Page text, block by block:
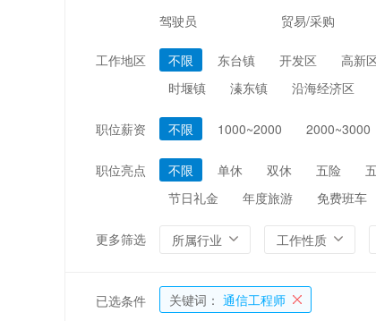
驾驶员
贸易/采购
美容/美发
市场/媒介/公关
广告/会展/咨询
能源/电力/矿产
工作地区 不限 东台镇 开发区 高新
时堰镇
溱东镇 沿海经济区
职位薪资 不限 1000~2000 2000~3000
职位亮点 不限 单休 双休 五险
节日礼金
年度旅游 免费班车
更多筛选 所属行业 工作性质
已选条件 关键词： 通信工程师